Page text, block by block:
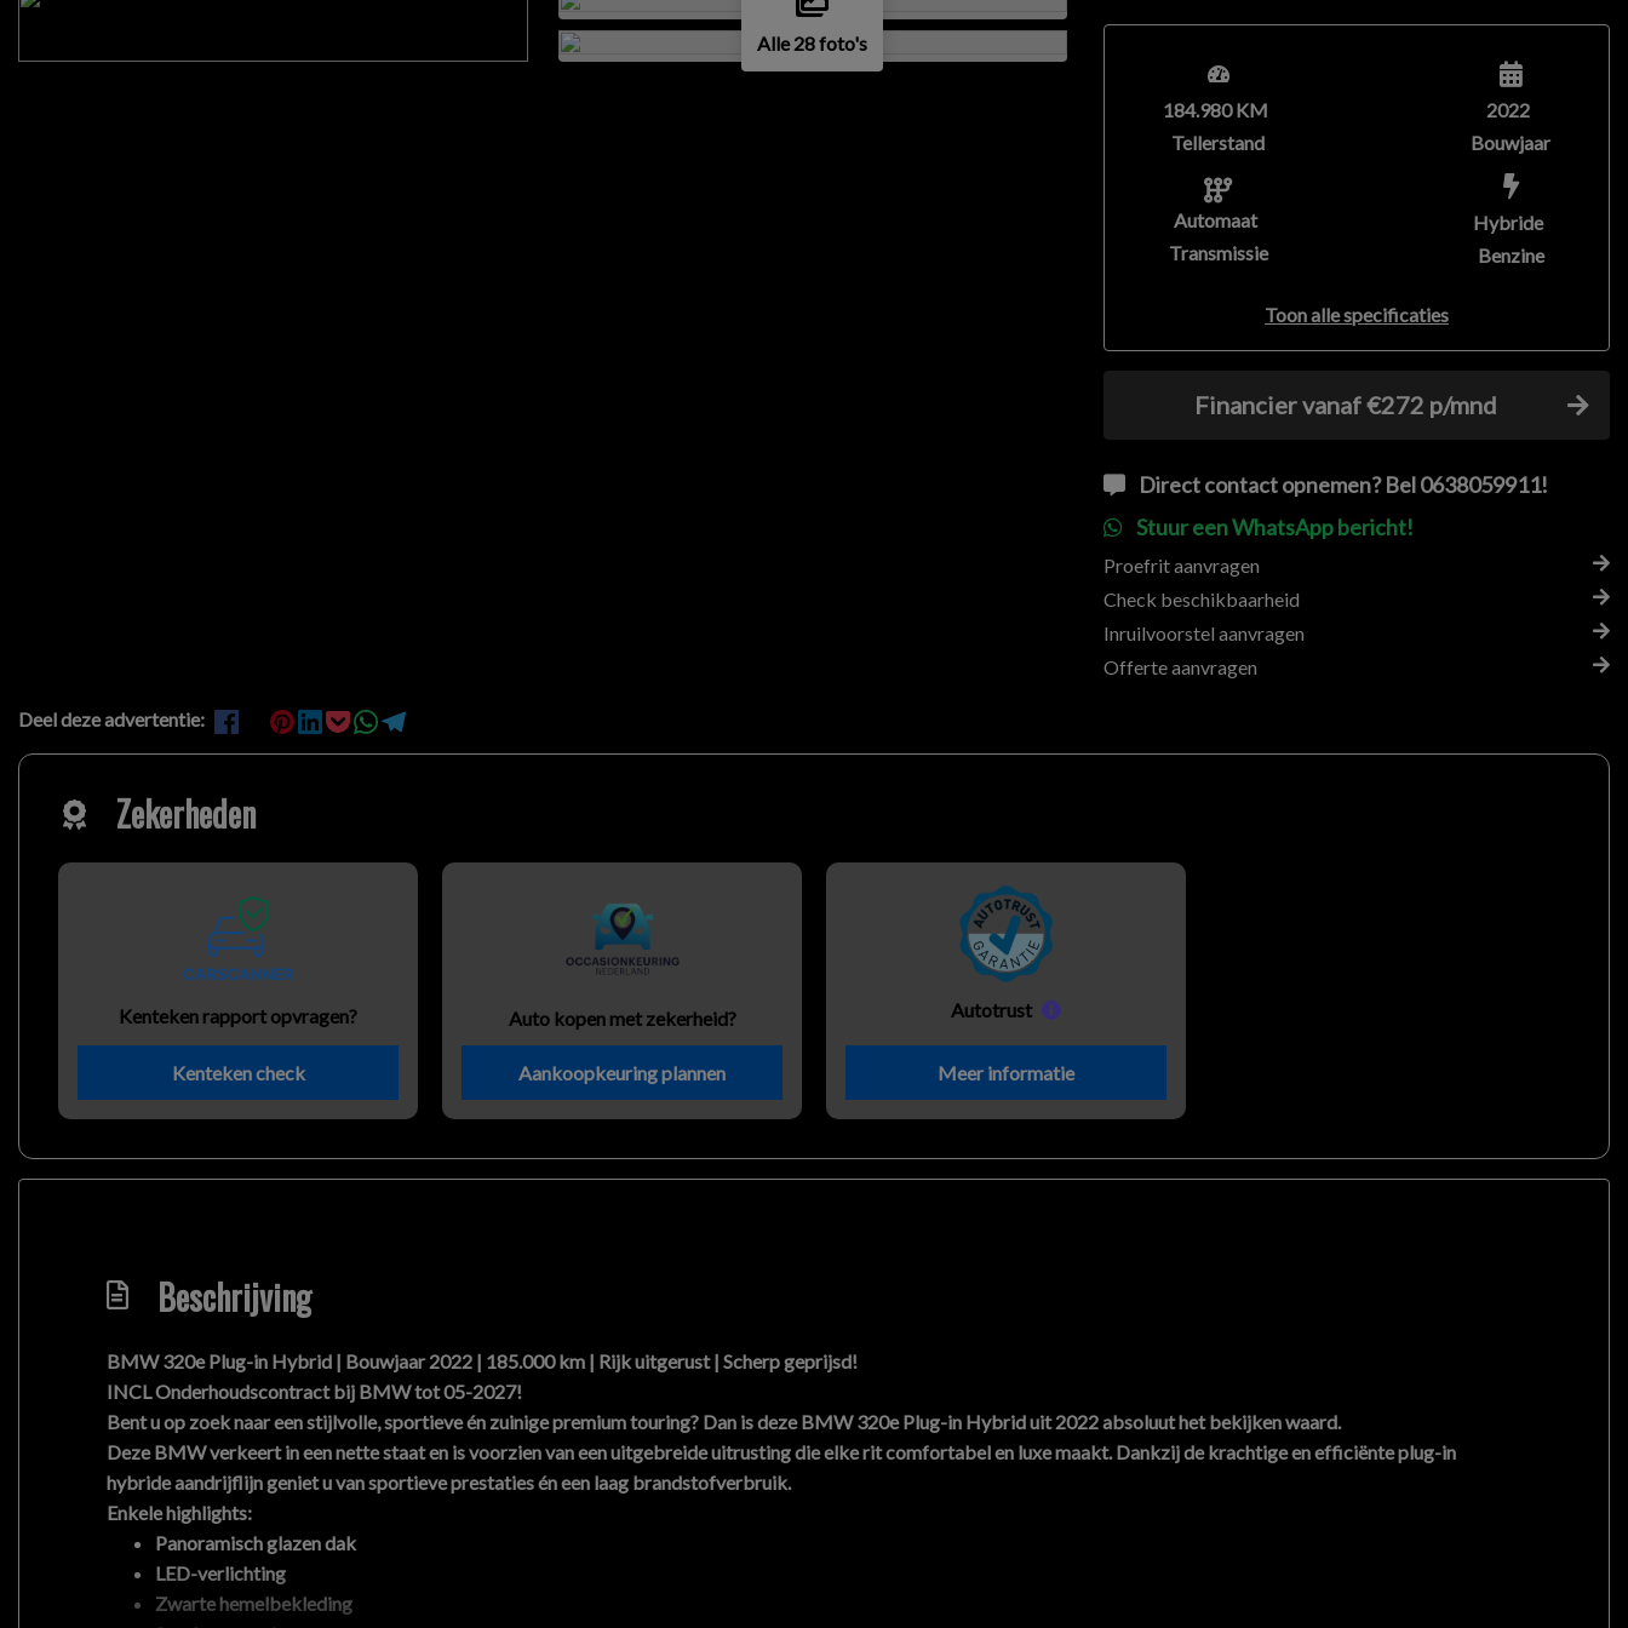
Alle 28 foto's
184.980 KM
Tellerstand
Automaat
Transmissie
2022
Bouwjaar
Hybride
Benzine
Toon alle specificaties
Financier vanaf €272 p/mnd
Direct contact opnemen? Bel 0638059911!
Stuur een WhatsApp bericht!
Proefrit aanvragen
Check beschikbaarheid
Inruilvoorstel aanvragen
Offerte aanvragen
Deel deze advertentie:
Zekerheden
Kenteken rapport opvragen?
Kenteken check
Auto kopen met zekerheid?
Aankoopkeuring plannen
Autotrust
Meer informatie
Beschrijving
BMW 320e Plug-in Hybrid | Bouwjaar 2022 | 185.000 km | Rijk uitgerust | Scherp geprijsd!
INCL Onderhoudscontract bij BMW tot 05-2027!
Bent u op zoek naar een stijlvolle, sportieve én zuinige premium touring? Dan is dezeBMW 320e Plug-in Hybrid uit 2022absoluut het bekijken waard.
Deze BMW verkeert in een nette staat en is voorzien van een uitgebreide uitrusting die elke rit comfortabel en luxe maakt. Dankzij de krachtige en efficiënte plug-in
hybride aandrijflijn geniet u van sportieve prestaties én een laag brandstofverbruik.
Enkele highlights:
Panoramisch glazen dak
LED-verlichting
Zwarte hemelbekleding